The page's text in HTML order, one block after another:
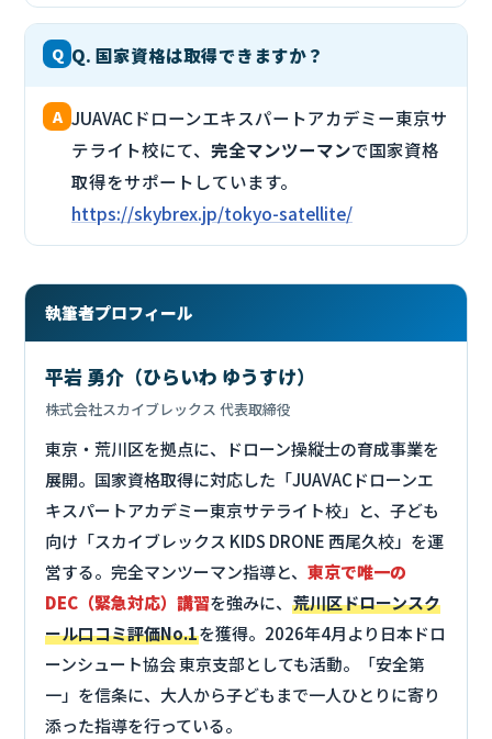
Q Q. 国家資格は取得できますか？
A JUAVACドローンエキスパートアカデミー東京サ
テライト校にて、 完全マンツーマンで国家資格
取得をサポートしています。
https://skybrex.jp/tokyo-satellite/
執筆者プロフィール
平岩 勇介（ひらいわ ゆうすけ）
株式会社スカイブレックス 代表取締役
東京・荒川区を拠点に、ドローン操縦士の育成事業を
展開。国家資格取得に対応した「JUAVACドローンエ
キスパートアカデミー東京サテライト校」と、子ども
向け「スカイブレックス KIDS DRONE 西尾久校」を運
営する。完全マンツーマン指導と、 東京で唯一の
DEC（緊急対応）講習を強みに、 荒川区ドローンスク
ール口コミ評価No.1を獲得。2026年4月より日本ドロ
ーンシュート協会 東京支部としても活動。「安全第
一」を信条に、大人から子どもまで一人ひとりに寄り
添った指導を行っている。